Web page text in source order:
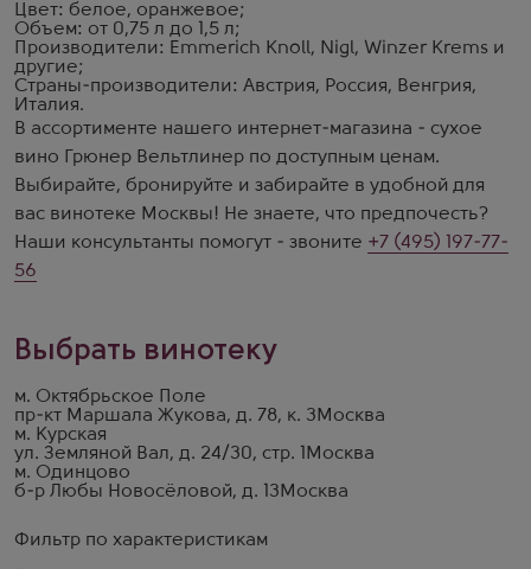
Фильтр по характеристикам
Цвет: белое, оранжевое;
Объем: от 0,75 л до 1,5 л;
Производители: Emmerich Knoll, Nigl, Winzer Krems и
другие;
Страны-производители: Австрия, Россия, Венгрия,
Италия.
В ассортименте нашего интернет-магазина - сухое
вино Грюнер Вельтлинер по доступным ценам.
Выбирайте, бронируйте и забирайте в удобной для
вас винотеке Москвы! Не знаете, что предпочесть?
Наши консультанты помогут - звоните +7 (495) 197-77-
56
Выбрать винотеку
м. Октябрьское Поле
пр-кт Маршала Жукова, д. 78, к. 3 Москва
м. Курская
ул. Земляной Вал, д. 24/30, стр. 1
Москва
м. Одинцово
б-р Любы Новосёловой, д. 13 Москва